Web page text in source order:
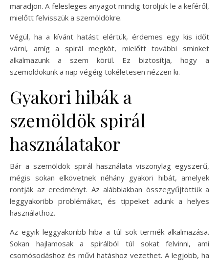
maradjon. A felesleges anyagot mindig töröljük le a keféről,
mielőtt felvisszük a szemöldökre.
Végül, ha a kívánt hatást elértük, érdemes egy kis időt
várni, amíg a spirál megköt, mielőtt további sminket
alkalmazunk a szem körül. Ez biztosítja, hogy a
szemöldökünk a nap végéig tökéletesen nézzen ki.
Gyakori hibák a
szemöldök spirál
használatakor
Bár a szemöldök spirál használata viszonylag egyszerű,
mégis sokan elkövetnek néhány gyakori hibát, amelyek
rontják az eredményt. Az alábbiakban összegyűjtöttük a
leggyakoribb problémákat, és tippeket adunk a helyes
használathoz.
Az egyik leggyakoribb hiba a túl sok termék alkalmazása.
Sokan hajlamosak a spirálból túl sokat felvinni, ami
csomósodáshoz és művi hatáshoz vezethet. A legjobb, ha